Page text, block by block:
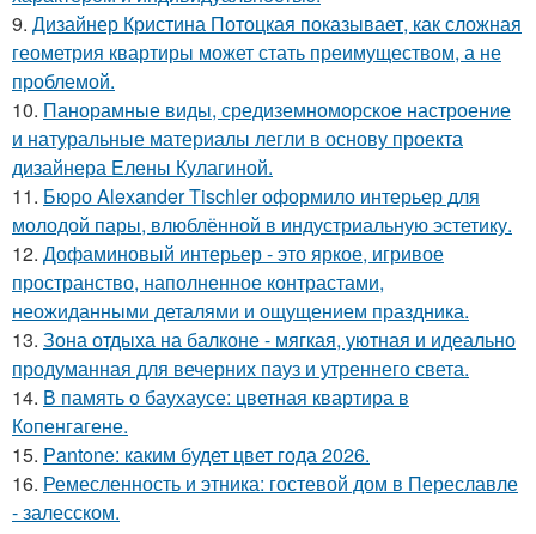
9. Дизайнер Кристина Потоцкая показывает, как сложная
геометрия квартиры может стать преимуществом, а не
проблемой.
10. Панорамные виды, средиземноморское настроение
и натуральные материалы легли в основу проекта
дизайнера Елены Кулагиной.
11. Бюро Alexander Tischler оформило интерьер для
молодой пары, влюблённой в индустриальную эстетику.
12. Дофаминовый интерьер - это яркое, игривое
пространство, наполненное контрастами,
неожиданными деталями и ощущением праздника.
13. Зона отдыха на балконе - мягкая, уютная и идеально
продуманная для вечерних пауз и утреннего света.
14. В память о баухаусе: цветная квартира в
Копенгагене.
15. Pantone: каким будет цвет года 2026.
16. Ремесленность и этника: гостевой дом в Переславле
- залесском.